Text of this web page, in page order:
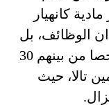
كانهيار
الوظائف، بل
كذلك خسائر بشرية إثر وفاة 87 شخصا من بينهم 30
تالا، حيث